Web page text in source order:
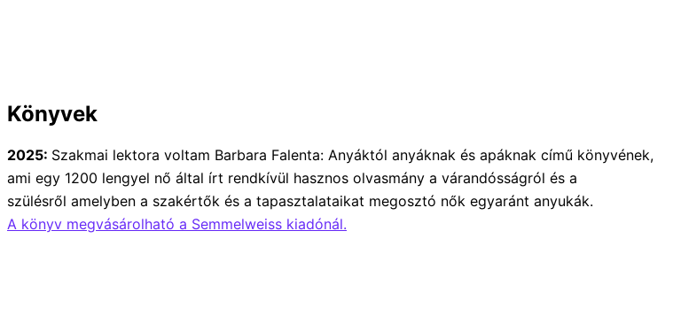
Könyvek
2025: Szakmai lektora voltam Barbara Falenta: Anyáktól anyáknak és apáknak című könyvének,
ami egy 1200 lengyel nő által írt rendkívül hasznos olvasmány a várandósságról és a
szülésről amelyben a szakértők és a tapasztalataikat megosztó nők egyaránt anyukák.
A könyv megvásárolható a Semmelweiss kiadónál.